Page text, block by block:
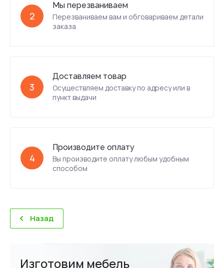
2
Мы перезваниваем
Перезваниваем вам и обговариваем детали
заказа
3
Доставляем товар
Осуществляем доставку по адресу или в
пункт выдачи
4
Производите оплату
Вы производите оплату любым удобным
способом
Назад
Изготовим мебель